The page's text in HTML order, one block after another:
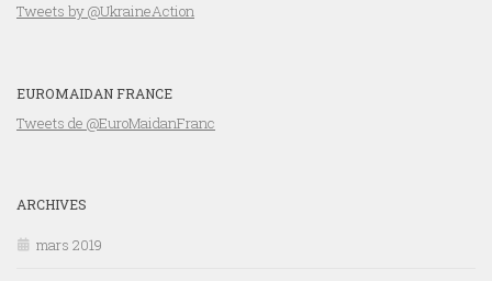
Tweets by @UkraineAction
EUROMAIDAN FRANCE
Tweets de @EuroMaidanFranc
ARCHIVES
mars 2019